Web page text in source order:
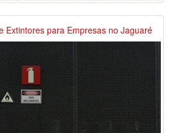
Extintores para Empresas no Jaguaré